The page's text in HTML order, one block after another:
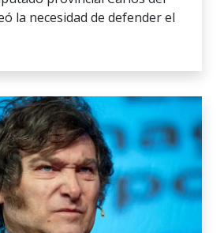
la necesidad de defender el